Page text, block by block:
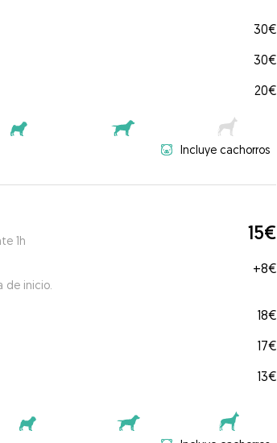
30€
30€
20€
Incluye cachorros
1h 15€
de inicio.
+8€
18€
17€
13€